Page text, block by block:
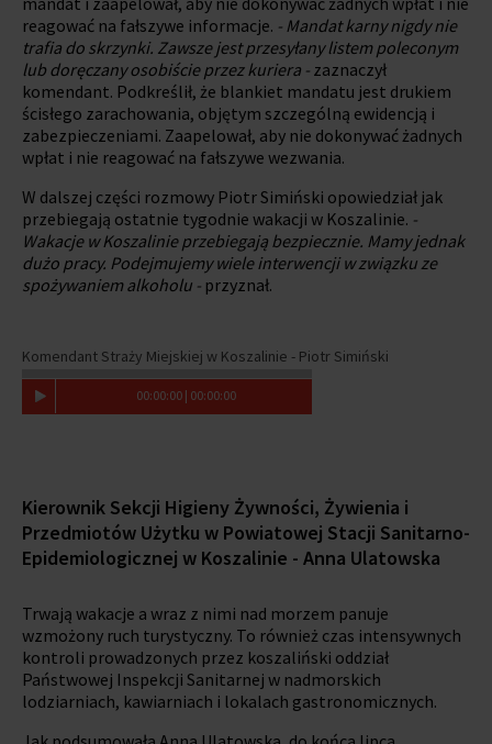
reagować na fałszywe informacje. - Mandat karny nigdy nie
trafia do skrzynki. Zawsze jest przesyłany listem poleconym
lub doręczany osobiście przez kuriera - zaznaczył
komendant. Podkreślił, że blankiet mandatu jest drukiem
ścisłego zarachowania, objętym szczególną ewidencją i
zabezpieczeniami. Zaapelował, aby nie dokonywać żadnych
wpłat i nie reagować na fałszywe wezwania.
W dalszej części rozmowy Piotr Simiński opowiedział jak
przebiegają ostatnie tygodnie wakacji w Koszalinie. -
Wakacje w Koszalinie przebiegają bezpiecznie. Mamy jednak
dużo pracy. Podejmujemy wiele interwencji w związku ze
spożywaniem alkoholu - przyznał.
Komendant Straży Miejskiej w Koszalinie - Piotr Simiński
00:00:00 | 00:00:00
Kierownik Sekcji Higieny Żywności, Żywienia i
Przedmiotów Użytku w Powiatowej Stacji Sanitarno-
Epidemiologicznej w Koszalinie - Anna Ulatowska
Trwają wakacje a wraz z nimi nad morzem panuje
wzmożony ruch turystyczny. To również czas intensywnych
kontroli prowadzonych przez koszaliński oddział
Państwowej Inspekcji Sanitarnej w nadmorskich
lodziarniach, kawiarniach i lokalach gastronomicznych.